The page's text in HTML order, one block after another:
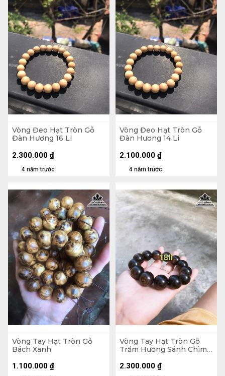
Vòng Đeo Hạt Tròn Gỗ
Đàn Hương 16 Li
4 năm trước
2.300.000 ₫
Vòng Đeo Hạt Tròn Gỗ
Đàn Hương 14 Li
4 năm trước
2.100.000 ₫
Vòng Tay Hạt Tròn Gỗ
Bách Xanh
1.100.000 ₫
Vòng Tay Hạt Tròn Gỗ
Trầm Hương Sánh Chìm
2.300.000 ₫